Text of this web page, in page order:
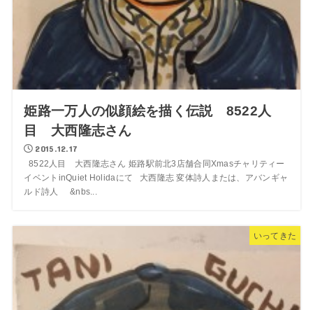
姫路一万人の似顔絵を描く伝説 8522人
目 大西隆志さん
2015.12.17
8522人目 大西隆志さん 姫路駅前北3店舗合同Xmasチャリティー
イベントinQuiet Holidaにて 大西隆志 変体詩人または、アバンギャ
ルド詩人 &nbs...
いってきた